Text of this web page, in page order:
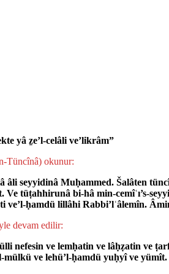
yâ ẕe’l-celâli ve’likrâm”
Tüncînâ) oku­nur:
seyyidinâ Muḥammed. Šalâten
Ve tüṭahhirunâ bi-hâ min-cemîʿı’s-
ve’l-ḥamdü lillâhi Rabbi’lʿâlemîn.
devam edilir:
nefesin ve lemḥatin ve lâḥẓatin ve
ve lehü’l-ḥamdü yuḥyî ve